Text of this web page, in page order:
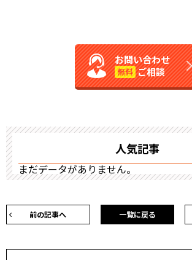
お問い合わせ
無料 ご相談
人気記事
まだデータがありません。
前の記事へ 一覧に戻る